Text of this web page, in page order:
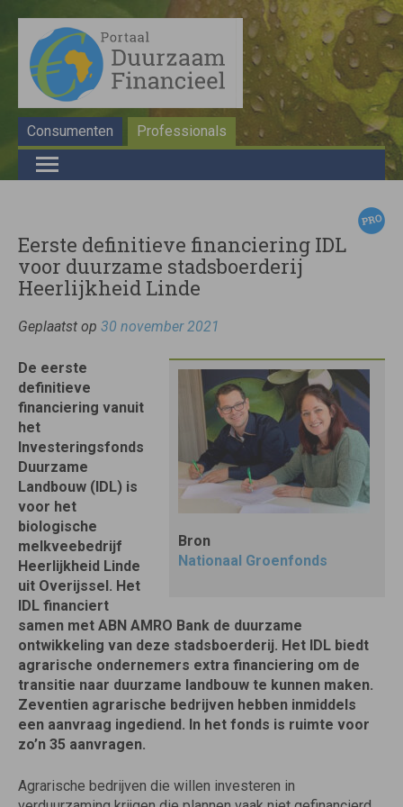
Consumenten Professionals
Eerste definitieve financiering IDL
voor duurzame stadsboerderij
Heerlijkheid Linde
Geplaatst op 30 november 2021
Bron
Nationaal Groenfonds
De eerste
definitieve
financiering vanuit
het
Investeringsfonds
Duurzame
Landbouw (IDL) is
voor het
biologische
melkveebedrijf
Heerlijkheid Linde
uit Overijssel. Het
IDL financiert
samen met ABN AMRO Bank de duurzame
ontwikkeling van deze stadsboerderij. Het IDL biedt
agrarische ondernemers extra financiering om de
transitie naar duurzame landbouw te kunnen maken.
Zeventien agrarische bedrijven hebben inmiddels
een aanvraag ingediend. In het fonds is ruimte voor
zo’n 35 aanvragen.
Agrarische bedrijven die willen investeren in